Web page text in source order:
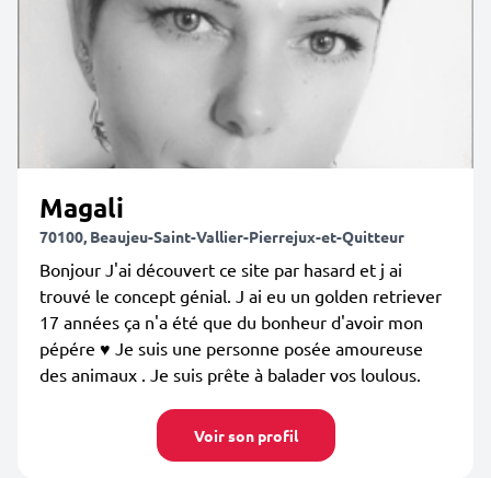
Magali
70100, Beaujeu-Saint-Vallier-Pierrejux-et-Quitteur
Bonjour J'ai découvert ce site par hasard et j ai
trouvé le concept génial. J ai eu un golden retriever
17 années ça n'a été que du bonheur d'avoir mon
pépére ♥️ Je suis une personne posée amoureuse
des animaux . Je suis prête à balader vos loulous.
Voir son profil